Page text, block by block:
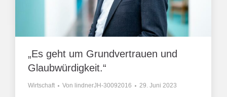
„Es geht um Grundvertrauen und
Glaubwürdigkeit.“
Wirtschaft Von lindnerJH-30092016 29. Juni 2023